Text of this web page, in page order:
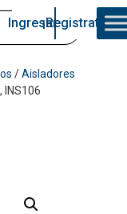
Ingresar¡Registrate!
/Aisladores
INS106